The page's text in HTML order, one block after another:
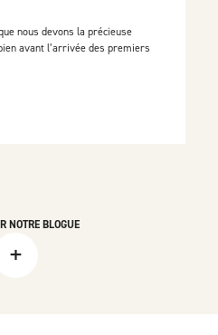
nous devons la précieuse
avant l’arrivée des premiers
NOTRE BLOGUE
+